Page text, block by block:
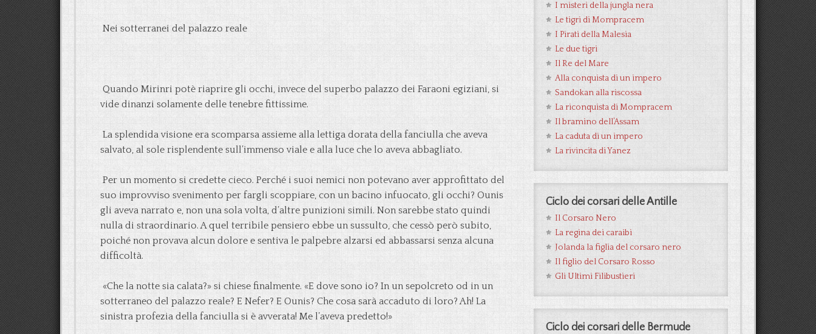
Nei sotterranei del palazzo reale
Quando Mirinri potè riaprire gli occhi, invece del superbo palazzo dei Faraoni egiziani, si
vide dinanzi solamente delle tenebre fittissime.
La splendida visione era scomparsa assieme alla lettiga dorata della fanciulla che aveva
salvato, al sole risplendente sull’immenso viale e alla luce che lo aveva abbagliato.
Per un momento si credette cieco. Perché i suoi nemici non potevano aver approfittato del
suo improvviso svenimento per fargli scoppiare, con un bacino infuocato, gli occhi? Ounis
gli aveva narrato e, non una sola volta, d’altre punizioni simili. Non sarebbe stato quindi
nulla di straordinario. A quel terribile pensiero ebbe un sussulto, che cessò però subito,
poiché non provava alcun dolore e sentiva le palpebre alzarsi ed abbassarsi senza alcuna
difficoltà.
«Che la notte sia calata?» si chiese finalmente. «E dove sono io? In un sepolcreto od in un
sotterraneo del palazzo reale? E Nefer? E Ounis? Che cosa sarà accaduto di loro? Ah! La
sinistra profezia della fanciulla si è avverata! Me l’aveva predetto!»
I misteri della jungla nera
Le tigri di Mompracem
I Pirati della Malesia
Le due tigri
Il Re del Mare
Alla conquista di un impero
Sandokan alla riscossa
La riconquista di Mompracem
Il bramino dell’Assam
La caduta di un impero
La rivincita di Yanez
Ciclo dei corsari delle Antille
Il Corsaro Nero
La regina dei caraibi
Jolanda la figlia del corsaro nero
Il figlio del Corsaro Rosso
Gli Ultimi Filibustieri
Ciclo dei corsari delle Bermude